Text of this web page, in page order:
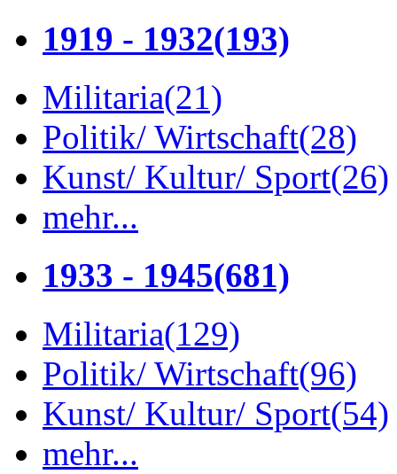
1919 - 1932(193)
Militaria(21)
Politik/ Wirtschaft(28)
Kunst/ Kultur/ Sport(26)
mehr...
1933 - 1945(681)
Militaria(129)
Politik/ Wirtschaft(96)
Kunst/ Kultur/ Sport(54)
mehr...